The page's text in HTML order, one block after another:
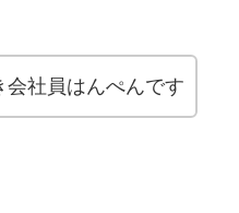
会社員はんぺんです